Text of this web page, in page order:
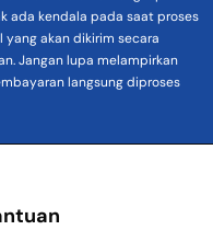
ada kendala pada saat proses
akan dikirim secara
Jangan lupa melampirkan
langsung diproses